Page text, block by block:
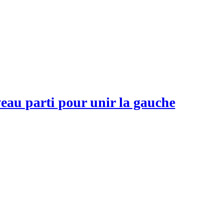
parti pour unir la gauche